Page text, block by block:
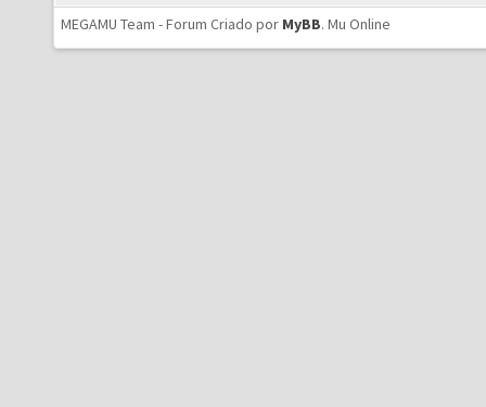
MEGAMU Team - Forum Criado por MyBB. Mu Online